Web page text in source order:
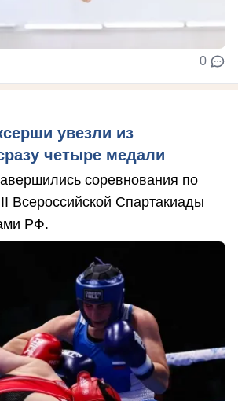
0
увезли из
четыре медали
соревнования по
Всероссийской Спартакиады
РФ.